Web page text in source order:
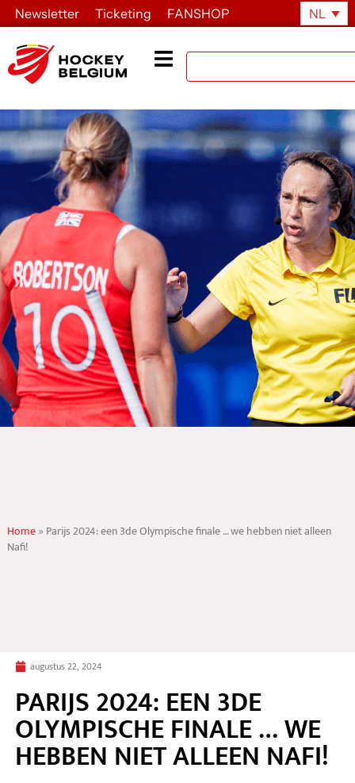
Newsletter Ticketing FANSHOP NL
Home» Parijs 2024: een 3de Olympische finale … we hebben niet alleen
Nafi!
augustus 22, 2024
PARIJS 2024: EEN 3DE
OLYMPISCHE FINALE … WE
HEBBEN NIET ALLEEN NAFI!